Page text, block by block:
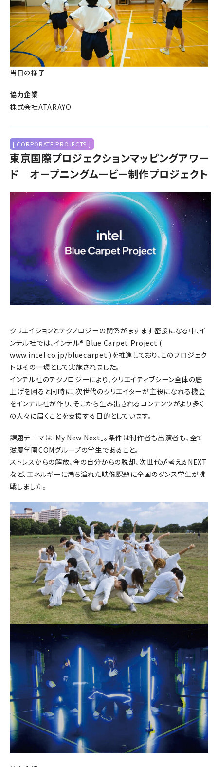
当日の様子
協力企業
株式会社ATARAYO
[ CORPORATE PROJECTS ]
東京国際プロジェクションマッピングアワー
ド オープニングムービー制作プロジェクト
クリエイションとテクノロジーの関係がますます密接になる中、イ
ンテル社では、インテル® Blue Carpet Project (
www.intel.co.jp/bluecarpet )を推進しており、このプロジェク
トはその一環として実施されました。
インテル社のテクノロジーにより、クリエイティブシーン全体の底
上げを図ると同時に、次世代のクリエイターが主役になれる機会
をインテル社が作り、そこから生み出されるコンテンツがより多く
の人々に届くことを支援する目的としています。
課題テーマは「My New Next」。条件は制作者も出演者も、全て
滋慶学園COMグループの学生であること。
ストレスからの解放、今の自分からの脱却、次世代が考えるNEXT
など、エネルギーに満ち溢れた映像課題に全国のダンス学生が挑
戦しました。